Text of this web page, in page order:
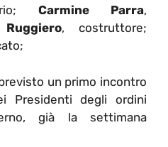
Carmine Parra,
, costruttore;
un primo incontro
Presidenti degli ordini
già la settimana